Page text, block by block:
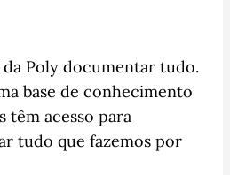
Poly documentar tudo.
base de conhecimento
têm acesso para
tudo que fazemos por